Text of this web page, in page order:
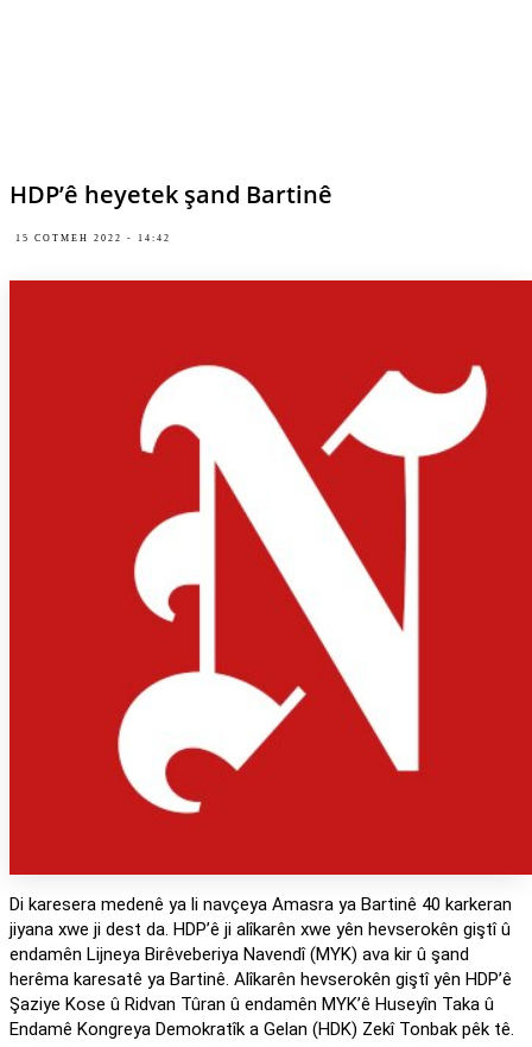
HDP’ê heyetek şand Bartinê
15 COTMEH 2022 - 14:42
Di karesera medenê ya li navçeya Amasra ya Bartinê 40 karkeran
jiyana xwe ji dest da. HDP’ê ji alîkarên xwe yên hevserokên giştî û
endamên Lijneya Birêveberiya Navendî (MYK) ava kir û şand
herêma karesatê ya Bartinê. Alîkarên hevserokên giştî yên HDP’ê
Şaziye Kose û Ridvan Tûran û endamên MYK’ê Huseyîn Taka û
Endamê Kongreya Demokratîk a Gelan (HDK) Zekî Tonbak pêk tê.